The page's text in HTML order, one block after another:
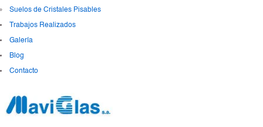
Suelos de Cristales Pisables
Trabajos Realizados
Galería
Blog
Contacto